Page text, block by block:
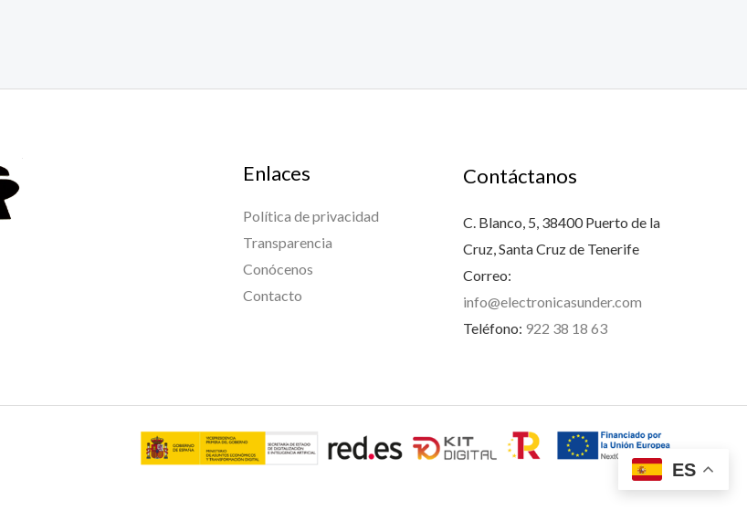
Enlaces
Política de privacidad
Transparencia
Conócenos
Contacto
Contáctanos
C. Blanco, 5, 38400 Puerto de la
Cruz, Santa Cruz de Tenerife
Correo:
info@electronicasunder.com
Teléfono: 922 38 18 63
ES